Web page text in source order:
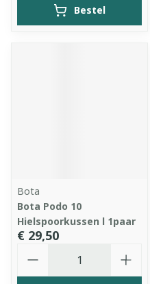
Bestel
Bota
Bota Podo 10
Hielspoorkussen l 1paar
€ 29,50